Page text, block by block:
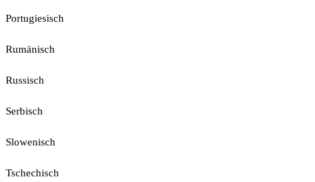
Portugiesisch
Rumänisch
Russisch
Serbisch
Slowenisch
Tschechisch